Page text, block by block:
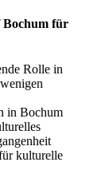
Bochum für
Rolle in
in Bochum
kulturelle